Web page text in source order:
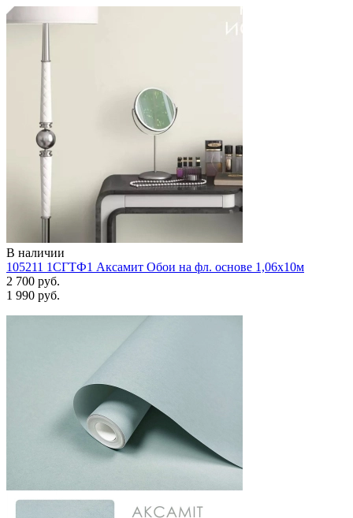
В наличии
105211 1СГТФ1 Аксамит Обои на фл. основе 1,06х10м
2 700 руб.
1 990 руб.